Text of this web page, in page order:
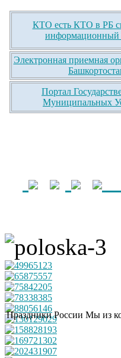
КТО есть КТО в РБ
информационный
Электронная приемная
Портал
Муниципальных
Праздники России Мы из